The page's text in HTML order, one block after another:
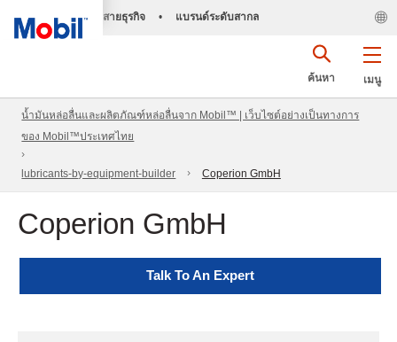
สายธุรกิจ • แบรนด์ระดับสากล
เมนู
ค้นหา
น้ำมันหล่อลื่นและผลิตภัณฑ์หล่อลื่นจาก Mobil™ | เว็บไซต์อย่างเป็นทางการ
ของ Mobil™ประเทศไทย
lubricants-by-equipment-builder Coperion GmbH
Coperion GmbH
Talk To An Expert